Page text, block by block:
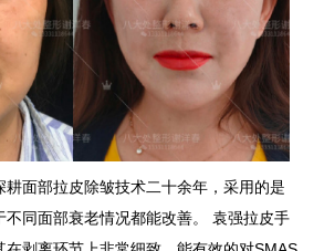
耕面部拉皮除皱技术二十余年，采用的是
不同面部衰老情况都能改善。 袁强拉皮手